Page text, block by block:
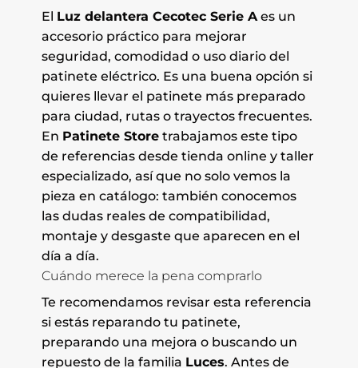
El Luz delantera Cecotec Serie Aes un
accesorio práctico para mejorar
seguridad, comodidad o uso diario del
patinete eléctrico. Es una buena opción si
quieres llevar el patinete más preparado
para ciudad, rutas o trayectos frecuentes.
En Patinete Storetrabajamos este tipo
de referencias desde tienda online y taller
especializado, así que no solo vemos la
pieza en catálogo: también conocemos
las dudas reales de compatibilidad,
montaje y desgaste que aparecen en el
día a día.
Cuándo merece la pena comprarlo
Te recomendamos revisar esta referencia
si estás reparando tu patinete,
preparando una mejora o buscando un
repuesto de la familia Luces. Antes de